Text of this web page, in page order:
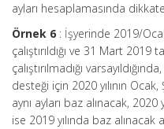
ayları hesaplamasında
Örnek 6 : İşyerinde 2019/
çalıştırıldığı ve 31 Mart
çalıştırılmadığı
desteği için 2020 yılının
aynı ayları baz alınacak, 2020
ise 2019 yılında baz